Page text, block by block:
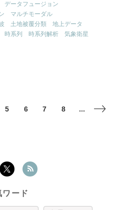
データフュージョン
マルチモーダル
土地被覆分類
地上データ
時系列 時系列解析
気象衛星
5 6 7 8 ... >
ワード